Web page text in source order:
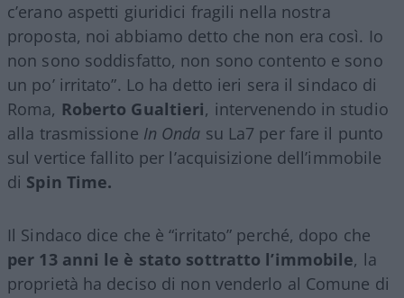
c’erano aspetti giuridici fragili nella nostra
proposta, noi abbiamo detto che non era così. Io
non sono soddisfatto, non sono contento e sono
un po’ irritato”. Lo ha detto ieri sera il sindaco di
Roma, Roberto Gualtieri, intervenendo in studio
alla trasmissione In Onda su La7 per fare il punto
sul vertice fallito per l’acquisizione dell’immobile
di Spin Time.
Il Sindaco dice che è “irritato” perché, dopo che
per 13 anni le è stato sottratto l’immobile, la
proprietà ha deciso di non venderlo al Comune di